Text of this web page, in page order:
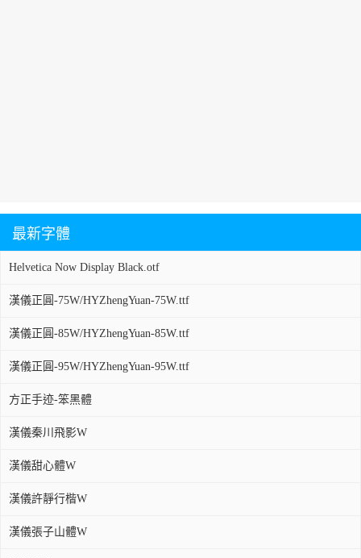
最新字體
Helvetica Now Display Black.otf
漢儀正圓-75W/HYZhengYuan-75W.ttf
漢儀正圓-85W/HYZhengYuan-85W.ttf
漢儀正圓-95W/HYZhengYuan-95W.ttf
方正手迹-笨黑體
漢儀秦川飛影W
漢儀甜心體W
漢儀許靜行楷W
漢儀張子山體W